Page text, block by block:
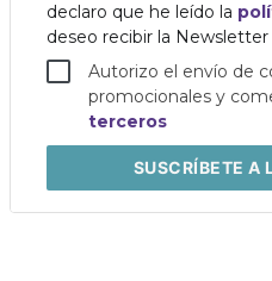
declaro que he leído la
deseo recibir la Newsletter
Autorizo el envío de
promocionales y
terceros
SUSCRÍBETEA